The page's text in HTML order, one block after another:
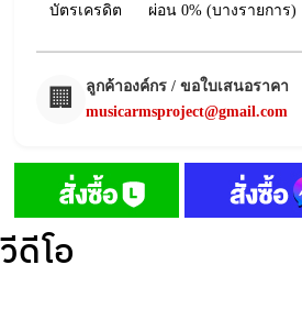
บัตรเครดิต ผ่อน 0% (บางรายการ)
🏢
ลูกค้าองค์กร / ขอใบเสนอราคา
musicarmsproject@gmail.com
วีดีโอ